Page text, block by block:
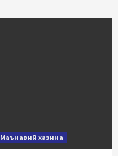
Маънавий хазина